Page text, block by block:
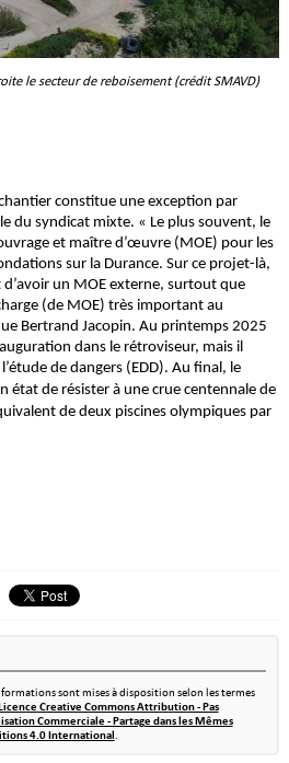
le secteur de reboisement (crédit SMAVD)
constitue une exception par
du syndicat mixte. « Le plus souvent, le
et maître d’œuvre (MOE) pour les
sur la Durance. Sur ce projet-là,
un MOE externe, surtout que
(de MOE) très important au
Bertrand Jacopin. Au printemps 2025
dans le rétroviseur, mais il
de dangers (EDD). Au final, le
état de résister à une crue centennale de
de deux piscines olympiques par
sont mises à disposition selon les termes
Creative Commons Attribution - Pas
Commerciale - Partage dans les Mêmes
4.0 International.